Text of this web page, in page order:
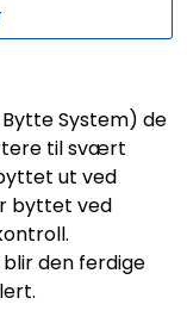
System) de
til svært
ut ved
byttet ved
den ferdige